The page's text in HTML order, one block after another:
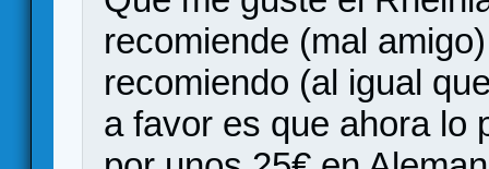
recomiende (mal
recomiendo (al igual
a favor es que ahora lo